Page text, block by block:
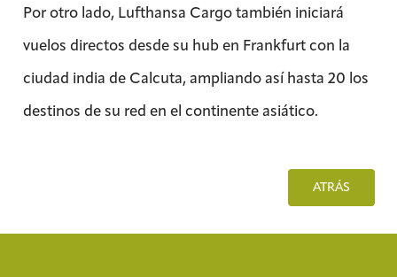
Por otro lado, Lufthansa Cargo también iniciará
vuelos directos desde su hub en Frankfurt con la
ciudad india de Calcuta, ampliando así hasta 20 los
destinos de su red en el continente asiático.
ATRÁS